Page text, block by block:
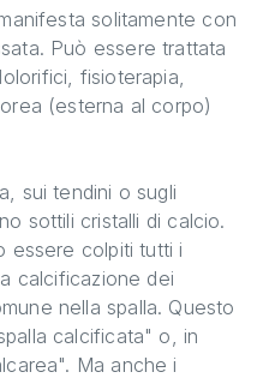
solitamente con
Può essere trattata
fisioterapia,
(esterna al corpo)
sui tendini o sugli
sottili cristalli di calcio.
essere colpiti tutti i
calcificazione dei
nella spalla. Questo
calcificata" o, in
Ma anche i